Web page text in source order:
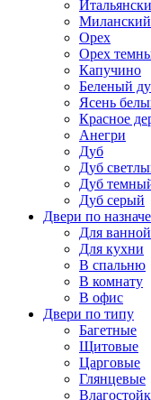
Орех
Орех
Капучино
Беленый
Ясень
Красное
Анегри
Дуб
Дуб
Дуб
Дуб серый
Двери по
Для
Для кухни
В спальню
В комнату
В офис
Двери по типу
Багетные
Щитовые
Царговые
Глянцевые